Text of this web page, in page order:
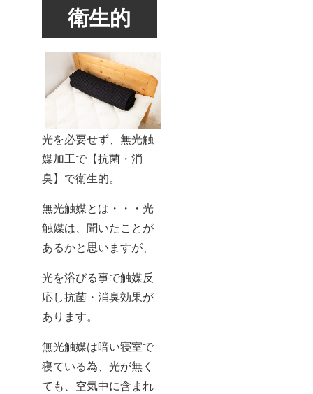
衛生的
光を必要せず、無光触
媒加工で【抗菌・消
臭】で衛生的。
無光触媒とは・・・光
触媒は、聞いたことが
あるかと思いますが、
光を浴びる事で触媒反
応し抗菌・消臭効果が
あります。
無光触媒は暗い寝室で
寝ている為、光が無く
ても、空気中に含まれ